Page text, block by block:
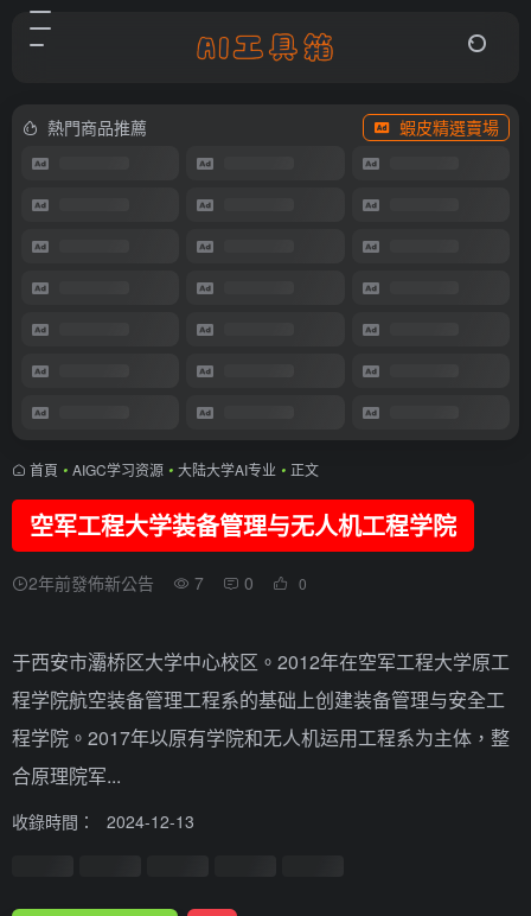
熱門商品推薦 蝦皮精選賣場
首頁 • AIGC学习资源 • 大陆大学AI专业 • 正文
空军工程大学装备管理与无人机工程学院
2年前發佈新公告 7 0 0
于西安市灞桥区大学中心校区。2012年在空军工程大学原工
程学院航空装备管理工程系的基础上创建装备管理与安全工
程学院。2017年以原有学院和无人机运用工程系为主体，整
合原理院军...
收錄時間： 2024-12-13